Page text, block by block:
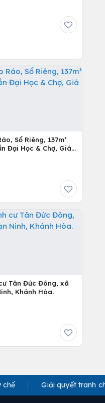
Sổ Riêng, 137m²
Đại Học & Chợ, Giá
Tân Đức Đông, xã
Khánh Hòa.
chế Giải quyết tranh